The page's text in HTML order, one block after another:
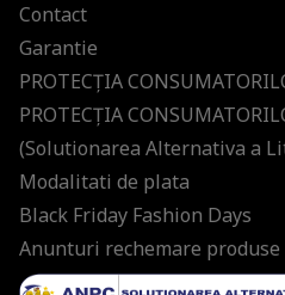
Contact
Garantie
PROTECŢIA
PROTECŢIA
(Solutionarea Alternativa a
Modalitati de plata
Black Friday Fashion Days
Anunturi rechemare produse